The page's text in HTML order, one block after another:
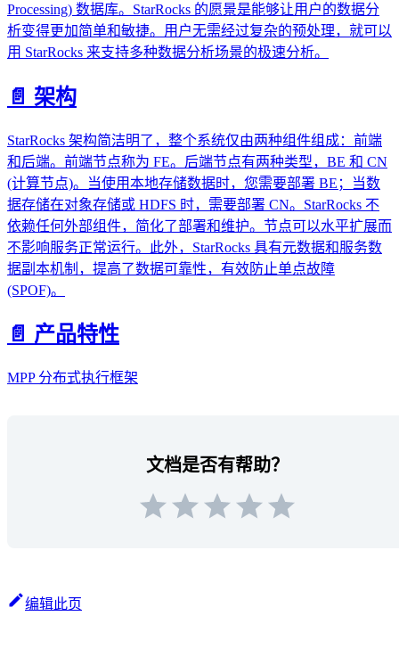
Processing) 数据库。StarRocks 的愿景是能够让用户的数据分
析变得更加简单和敏捷。用户无需经过复杂的预处理，就可以
用 StarRocks 来支持多种数据分析场景的极速分析。
📄️ 架构
StarRocks 架构简洁明了，整个系统仅由两种组件组成：前端
和后端。前端节点称为 FE。后端节点有两种类型，BE 和 CN
(计算节点)。当使用本地存储数据时，您需要部署 BE；当数
据存储在对象存储或 HDFS 时，需要部署 CN。StarRocks 不
依赖任何外部组件，简化了部署和维护。节点可以水平扩展而
不影响服务正常运行。此外，StarRocks 具有元数据和服务数
据副本机制，提高了数据可靠性，有效防止单点故障
(SPOF)。
📄️ 产品特性
MPP 分布式执行框架
文档是否有帮助？
编辑此页